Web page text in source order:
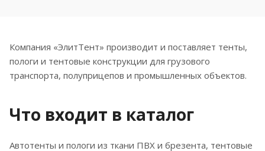
Компания «ЭлитТент» производит и поставляет тенты,
пологи и тентовые конструкции для грузового
транспорта, полуприцепов и промышленных объектов.
Что входит в каталог
Автотенты и пологи из ткани ПВХ и брезента, тентовые